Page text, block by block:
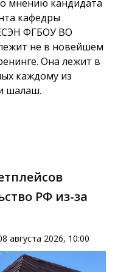
мнению кандидата
кафедры
ФГБОУ ВО
не в новейшем
Она лежит в
каждому из
шалаш.
РФ из-за
августа 2026, 10:00